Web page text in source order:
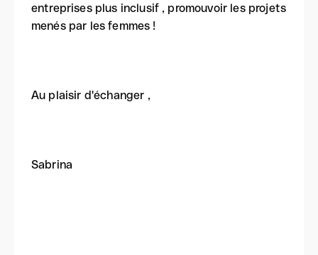
entreprises plus inclusif , promouvoir les projets
menés par les femmes !
Au plaisir d'échanger ,
Sabrina